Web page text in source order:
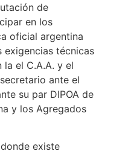
de
en los
oficial argentina
técnicas
la el C.A.A. y el
ante el
su par DIPOA de
y los Agregados
existe